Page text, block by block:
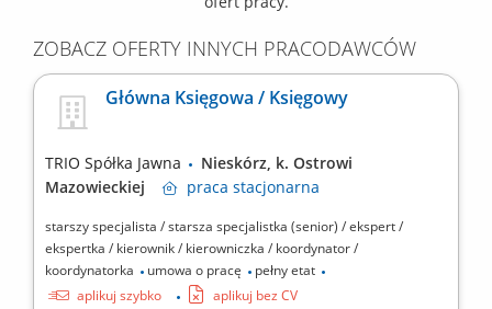
ZOBACZ OFERTY INNYCH PRACODAWCÓW
Główna Księgowa / Księgowy
TRIO Spółka Jawna
Nieskórz, k. Ostrowi
Mazowieckiej
praca stacjonarna
starszy specjalista / starsza specjalistka (senior) / ekspert /
ekspertka / kierownik / kierowniczka / koordynator /
koordynatorka
umowa o pracę
pełny etat
aplikuj szybko
aplikuj bez CV